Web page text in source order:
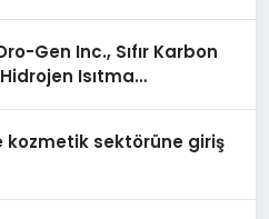
Gen Inc., Sıfır Karbon
Isıtma
kozmetik sektörüne giriş